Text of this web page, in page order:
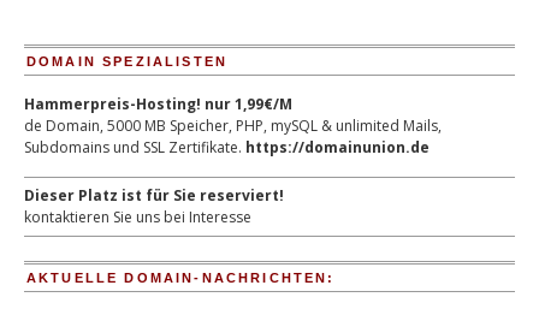
DOMAIN SPEZIALISTEN
Hammerpreis-Hosting! nur 1,99€/M
de Domain, 5000 MB Speicher, PHP, mySQL & unlimited Mails,
Subdomains und SSL Zertifikate. https://domainunion.de
Dieser Platz ist für Sie reserviert!
kontaktieren Sie uns bei Interesse
AKTUELLE DOMAIN-NACHRICHTEN: